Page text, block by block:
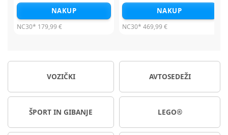
NAKUP
NC30* 469,99 €
NAKUP
NC30* 479,99 €
VOZIČKI AVTOSEDEŽI
ŠPORT IN GIBANJE LEGO®